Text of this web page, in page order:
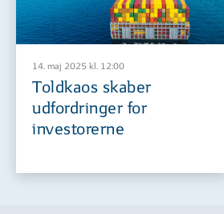
14. maj 2025 kl. 12:00
Toldkaos skaber
udfordringer for
investorerne